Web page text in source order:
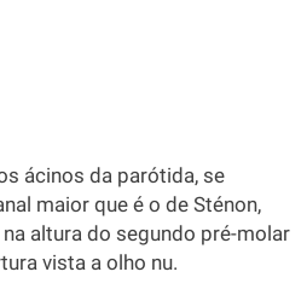
ácinos da parótida, se
maior que é o de Sténon,
altura do segundo pré-molar
vista a olho nu.